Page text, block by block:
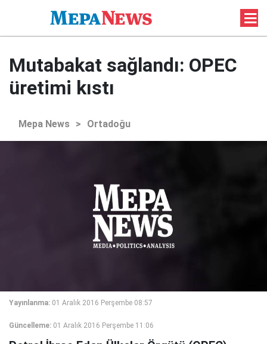
Mutabakat sağlandı: OPEC
üretimi kıstı
Mepa News > Ortadoğu
Yayınlanma: 01 Aralık 2016 Perşembe 08:57
Güncelleme: 01 Aralık 2016 Perşembe 11:06